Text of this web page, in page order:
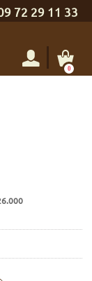
72 29 11 33
0